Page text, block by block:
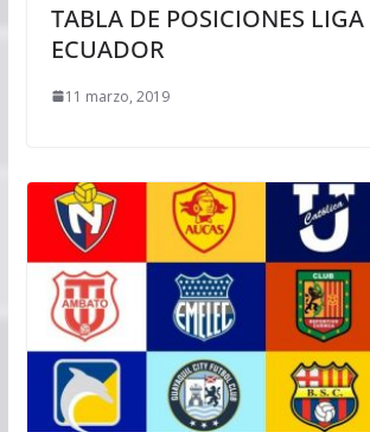
TABLA DE POSICIONES LIGA
ECUADOR
11 marzo, 2019